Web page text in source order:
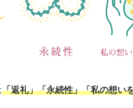
「返礼」「永続性」「私の想い